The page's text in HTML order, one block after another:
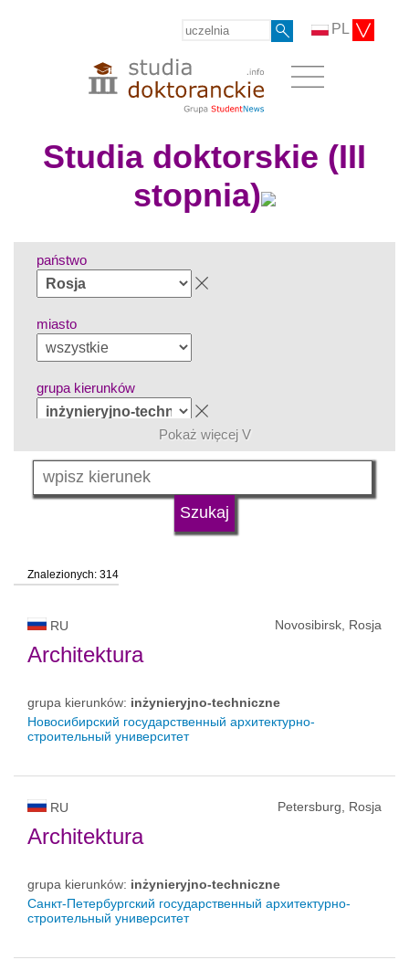
PL
Studia doktorskie (III
stopnia)
państwo
miasto
grupa kierunków
język
status uczelni
Pokaż więcej V
Znalezionych: 314
RU Novosibirsk, Rosja
Architektura
grupa kierunków: inżynieryjno-techniczne
Новосибирский государственный архитектурно-
строительный университет
RU Petersburg, Rosja
Architektura
grupa kierunków: inżynieryjno-techniczne
Санкт-Петербургский государственный архитектурно-
строительный университет